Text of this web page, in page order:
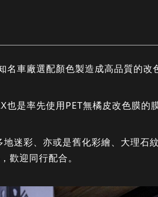
車廠選配顏色製造成高品質的改
是率先使用PET無橘皮改色膜的
迷彩、亦或是舊化彩繪、大理石
歡迎同行配合。